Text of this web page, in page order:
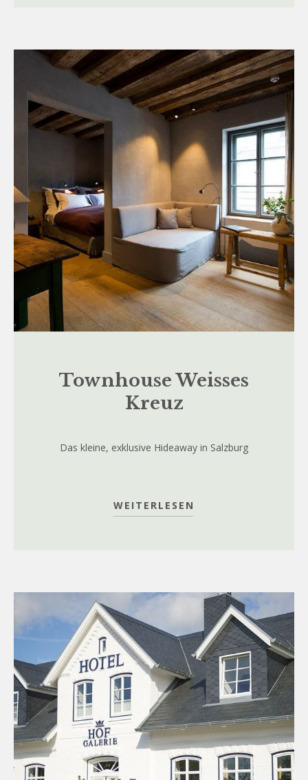
Townhouse Weisses
Kreuz
Das kleine, exklusive Hideaway in Salzburg
WEITERLESEN